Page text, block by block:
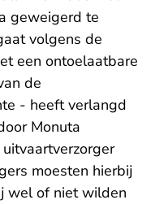
geweigerd te
volgens de
een ontoelaatbare
de
- heeft verlangd
Monuta
moesten hierbij
wel of niet wilden